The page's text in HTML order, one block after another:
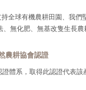
全球有機農耕田園、我們
無化肥、無基改隻生長農
農耕協會認證
體系，取得此認證代表